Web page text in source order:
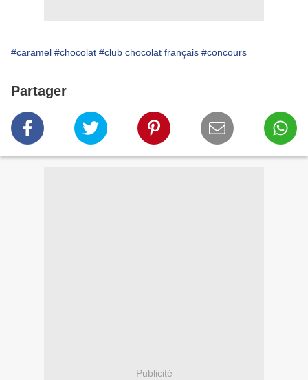
#caramel #chocolat #club chocolat français #concours
Partager
Publicité